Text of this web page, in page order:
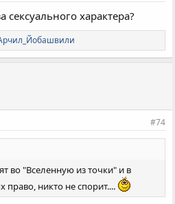
сексуального характера?
#74
во "Вселенную из точки" и в
право, никто не спорит....